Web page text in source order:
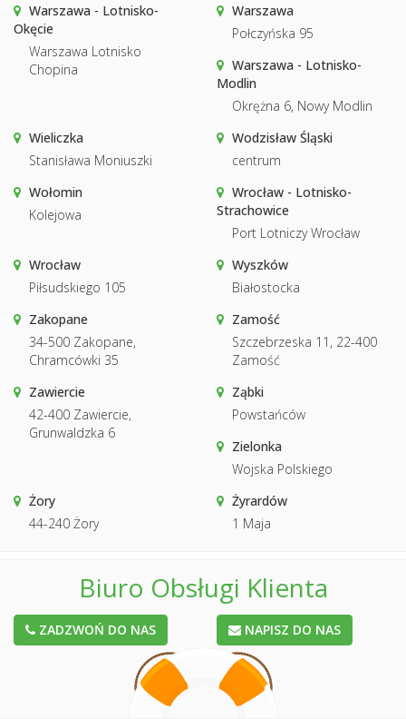
Warszawa - Lotnisko-
Okęcie
Warszawa Lotnisko
Chopina
Warszawa
Połczyńska 95
Warszawa - Lotnisko-
Modlin
Okrężna 6, Nowy Modlin
Wieliczka
Stanisława Moniuszki
Wodzisław Śląski
centrum
Wołomin
Kolejowa
Wrocław - Lotnisko-
Strachowice
Port Lotniczy Wrocław
Wrocław
Piłsudskiego 105
Wyszków
Białostocka
Zakopane
34-500 Zakopane,
Chramcówki 35
Zamość
Szczebrzeska 11, 22-400
Zamość
Zawiercie
42-400 Zawiercie,
Grunwaldzka 6
Ząbki
Powstańców
Zielonka
Wojska Polskiego
Żory
44-240 Żory
Żyrardów
1 Maja
Biuro Obsługi Klienta
ZADZWOŃ DO NAS NAPISZ DO NAS